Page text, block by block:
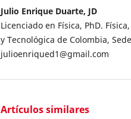
Julio Enrique Duarte, JD
Licenciado en Física, PhD.
y Tecnológica de Colombia,
julioenriqued1@gmail.com
Artículos similares